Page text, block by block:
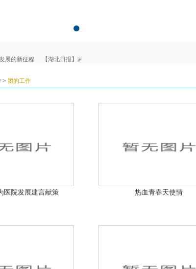
展的新征程 【湖北日报】武汉市东湖医院为老年健康写就“医养融合”生
> 团的工作
医院发展建言献策 热血青春天使情